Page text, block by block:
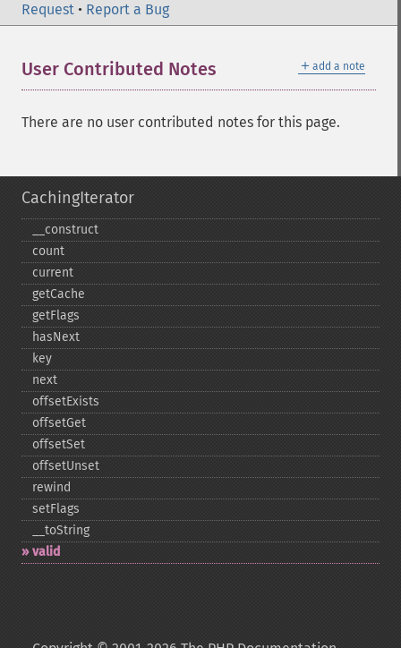
Request • Report a Bug
＋ add a note
User Contributed Notes
There are no user contributed notes for this page.
CachingIterator
_​_​construct
count
current
getCache
getFlags
hasNext
key
next
offsetExists
offsetGet
offsetSet
offsetUnset
rewind
setFlags
_​_​toString
valid